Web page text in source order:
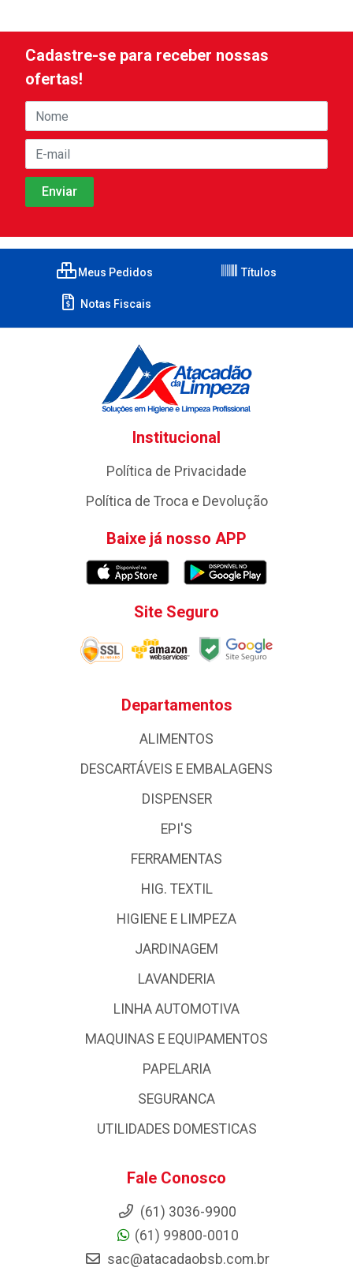
Cadastre-se para receber nossas
ofertas!
Meus Pedidos Títulos
Notas Fiscais
Institucional
Política de Privacidade
Política de Troca e Devolução
Baixe já nosso APP
Site Seguro
Departamentos
ALIMENTOS
DESCARTÁVEIS E EMBALAGENS
DISPENSER
EPI'S
FERRAMENTAS
HIG. TEXTIL
HIGIENE E LIMPEZA
JARDINAGEM
LAVANDERIA
LINHA AUTOMOTIVA
MAQUINAS E EQUIPAMENTOS
PAPELARIA
SEGURANCA
UTILIDADES DOMESTICAS
Fale Conosco
(61) 3036-9900
(61) 99800-0010
sac@atacadaobsb.com.br